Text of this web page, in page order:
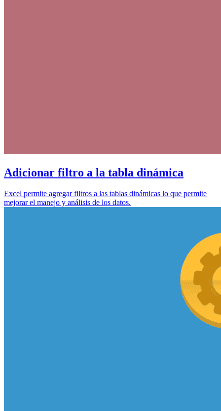
Adicionar filtro a la tabla dinámica
Excel permite agregar filtros a las tablas dinámicas lo que permite
mejorar el manejo y análisis de los datos.